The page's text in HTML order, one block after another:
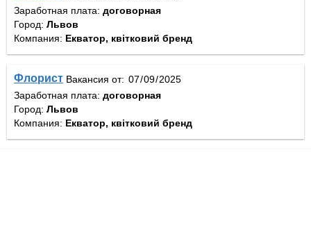
Заработная плата: договорная
Город: Львов
Компания: Екватор, квітковий бренд
Флорист Вакансия от:
Заработная плата: договорная
Город: Львов
Компания: Екватор, квітковий бренд